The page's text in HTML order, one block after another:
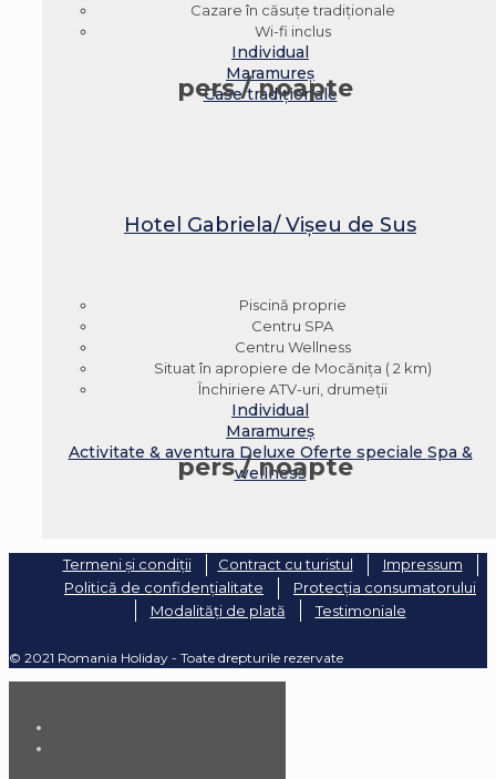
Cazare în căsuţe tradiţionale
Wi-fi inclus
Individual
Maramureș
Case tradiționale
pers / noapte
Hotel Gabriela/ Vişeu de Sus
Piscină proprie
Centru SPA
Centru Wellness
Situat în apropiere de Mocăniţa ( 2 km)
Închiriere ATV-uri, drumeții
Individual
Maramureș
Activitate & aventura Deluxe Oferte speciale Spa &
wellness
pers / noapte
Termeni și condiții Contract cu turistul
Impressum
Politică de confidențialitate
Protecția consumatorului
Modalități de plată
Testimoniale
© 2021 Romania Holiday - Toate drepturile rezervate